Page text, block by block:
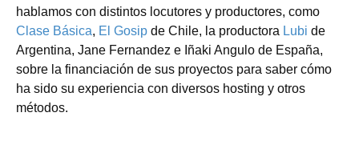
hablamos con distintos locutores y productores, como
Clase Básica, El Gosip de Chile, la productora Lubi de
Argentina, Jane Fernandez e Iñaki Angulo de España,
sobre la financiación de sus proyectos para saber cómo
ha sido su experiencia con diversos hosting y otros
métodos.